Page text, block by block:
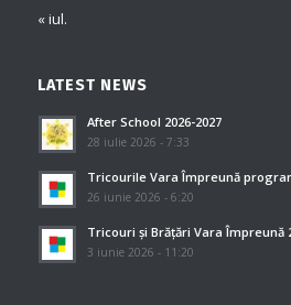
« iul.
LATEST NEWS
After School 2026-2027
28 iulie 2026 - 7:33
Tricourile Vara Împreună
26 iunie 2026 - 6:20
Tricouri și Brățări Vara Împreună
3 iunie 2026 - 11:20